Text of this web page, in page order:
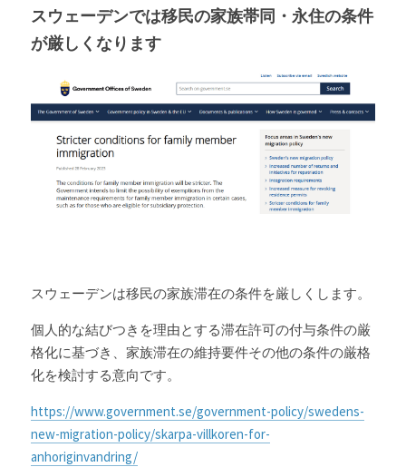
スウェーデンでは移民の家族帯同・永住の条件
が厳しくなります
スウェーデンは移民の家族滞在の条件を厳しくします。
個人的な結びつきを理由とする滞在許可の付与条件の厳
格化に基づき、家族滞在の維持要件その他の条件の厳格
化を検討する意向です。
https://www.government.se/government-policy/swedens-
new-migration-policy/skarpa-villkoren-for-
anhoriginvandring/